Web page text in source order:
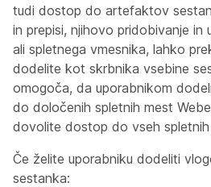
tudi dostop do artefaktov
in prepisi, njihovo pridobivanje in
ali spletnega vmesnika, lahko
dodelite kot skrbnika vsebine
omogoča, da uporabnikom
do določenih spletnih mest
dovolite dostop do vseh spletnih
Če želite uporabniku dodeliti
sestanka: